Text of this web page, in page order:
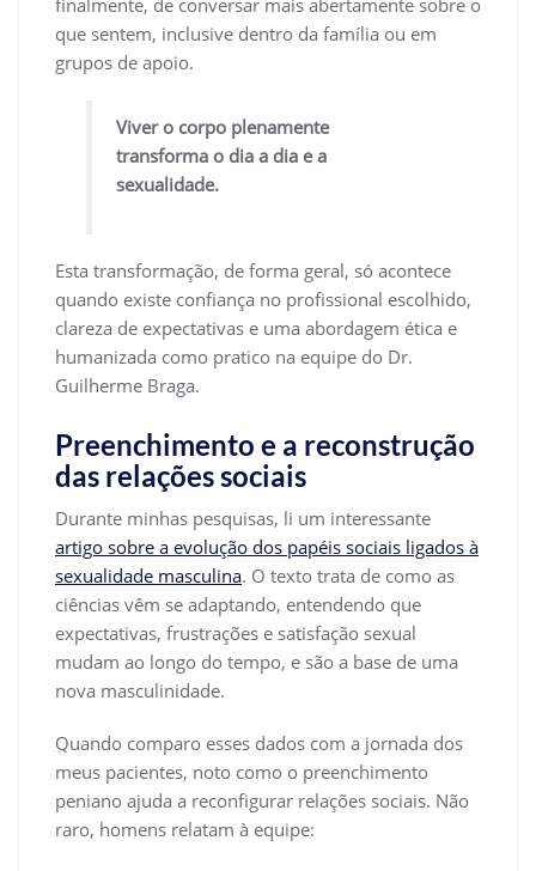
finalmente, de conversar mais abertamente sobre o
que sentem, inclusive dentro da família ou em
grupos de apoio.
Viver o corpo plenamente
transforma o dia a dia e a
sexualidade.
Esta transformação, de forma geral, só acontece
quando existe confiança no profissional escolhido,
clareza de expectativas e uma abordagem ética e
humanizada como pratico na equipe do Dr.
Guilherme Braga.
Preenchimento e a reconstrução
das relações sociais
Durante minhas pesquisas, li um interessante
artigo sobre a evolução dos papéis sociais ligados à
sexualidade masculina. O texto trata de como as
ciências vêm se adaptando, entendendo que
expectativas, frustrações e satisfação sexual
mudam ao longo do tempo, e são a base de uma
nova masculinidade.
Quando comparo esses dados com a jornada dos
meus pacientes, noto como o preenchimento
peniano ajuda a reconfigurar relações sociais. Não
raro, homens relatam à equipe: